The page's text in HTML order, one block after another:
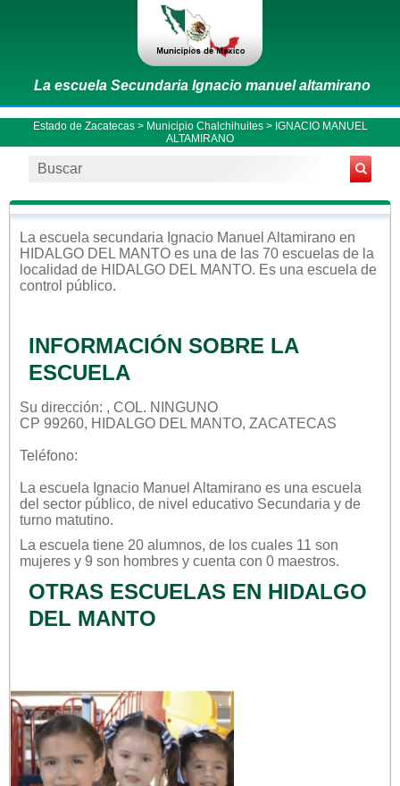
La escuela Secundaria Ignacio manuel altamirano
Estado de Zacatecas> Municipio Chalchihuites> IGNACIO MANUEL
ALTAMIRANO
La escuela secundaria Ignacio Manuel Altamirano en
HIDALGO DEL MANTO es una de las 70 escuelas de la
localidad de HIDALGO DEL MANTO. Es una escuela de
control público.
INFORMACIÓN SOBRE LA
ESCUELA
Su dirección: , COL. NINGUNO
CP 99260, HIDALGO DEL MANTO, ZACATECAS
Teléfono:
La escuela Ignacio Manuel Altamirano es una escuela
del sector público, de nivel educativo Secundaria y de
turno matutino.
La escuela tiene 20 alumnos, de los cuales 11 son
mujeres y 9 son hombres y cuenta con 0 maestros.
OTRAS ESCUELAS EN HIDALGO
DEL MANTO